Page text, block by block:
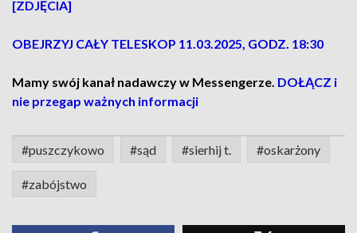
[ZDJĘCIA]
OBEJRZYJ CAŁY TELESKOP 11.03.2025, GODZ. 18:30
Mamy swój kanał nadawczy w Messengerze. DOŁĄCZ i
nie przegap ważnych informacji
#puszczykowo #sąd #sierhij t. #oskarżony
#zabójstwo